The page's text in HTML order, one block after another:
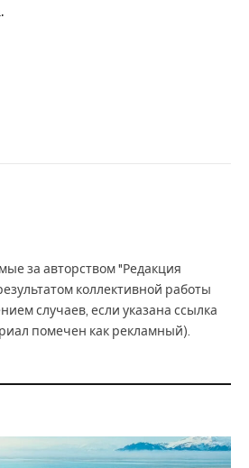
за авторством "Редакция
коллективной работы
случаев, если указана ссылка
помечен как рекламный).